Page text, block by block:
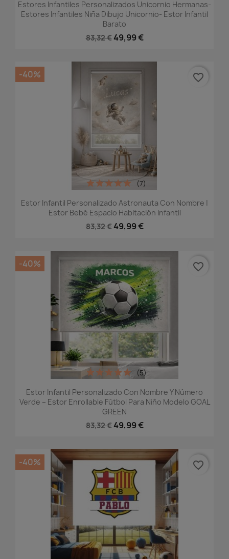
Estores Infantiles Personalizados Unicornio Hermanas-
Estores Infantiles Niña Dibujo Unicornio- Estor Infantil
Barato
83,32 € 49,99 €
Estor Infantil Personalizado Astronauta Con Nombre |
Estor Bebé Espacio Habitación Infantil
83,32 € 49,99 €
(7)
-40% favorite_border
Estor Infantil Personalizado Con Nombre Y Número
Verde – Estor Enrollable Fútbol Para Niño Modelo GOAL
GREEN
83,32 € 49,99 €
(5)
-40% favorite_border
-40% favorite_border